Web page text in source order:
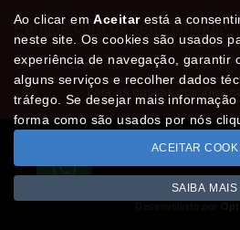
Partilhe com os seus amigos!
Leia as nossas opiniões na
Todos os valores incluem IVA
Copyright ©
Ao clicar emAceitarestá a
neste site. Os cookies são usados
experiência de navegação, garantir
alguns serviços e recolher dados
tráfego. Se desejar mais
forma como são usados por nós
ACEITAR
SAIBA MAIS